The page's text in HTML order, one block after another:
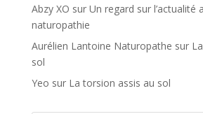
Abzy XO sur Un regard sur l’actualité
naturopathie
Aurélien Lantoine Naturopathe sur
sol
Yeo sur La torsion assis au sol